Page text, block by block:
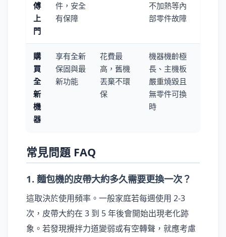
傅
上
門
件，安全
有保障
不加熱等內
部零件故障
購
買
全
新
機
器
享有全新
保固與最
新功能
花費最
高，舊機
丟棄不環
保
機器機齡極
長、主機板
嚴重燒毀且
無零件可換
時
常見問題 FAQ
1. 麵包機的皮帶大約多久需要更換一次？
這取決於使用頻率。一般家庭若每週使用 2-3
次，皮帶大約在 3 到 5 年後會開始出現老化跡
象。若發現攪拌力道變弱或有空轉聲，就應考慮